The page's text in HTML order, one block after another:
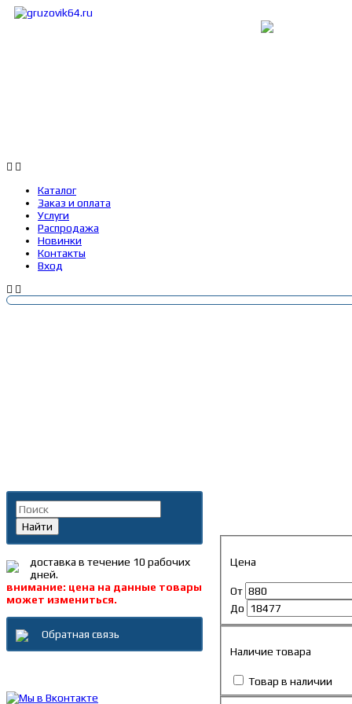
Каталог
Заказ и оплата
Услуги
Распродажа
Новинки
Контакты
Вход
Цена
От
До
Наличие товара
Товар в наличии
Найти
доставка в течение 10 рабочих
дней.
внимание: цена на данные товары
может измениться.
Обратная связь